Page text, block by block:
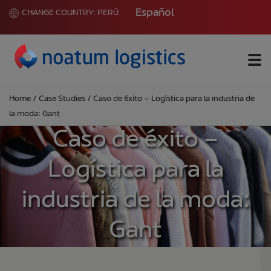
CHANGE COUNTRY: PERÚ Español
Home / Case Studies / Caso de éxito – Logística para la industria de
la moda: Gant
Caso de éxito –
Logística para la
industria de la moda:
Gant